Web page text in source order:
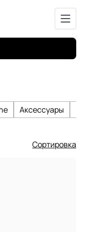
Аксессуары
Сортировка